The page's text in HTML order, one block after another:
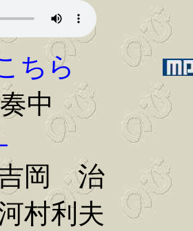
ちら
中
吉岡 治
村利夫